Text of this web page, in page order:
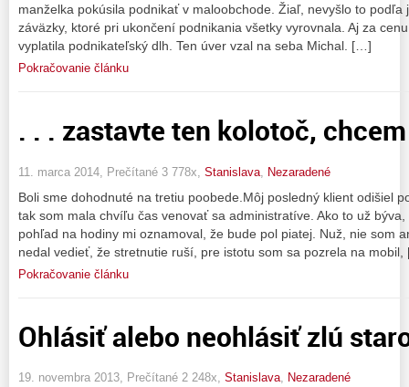
manželka pokúsila podnikať v maloobchode. Žiaľ, nevyšlo to podľa
záväzky, ktoré pri ukončení podnikania všetky vyrovnala. Aj za
vyplatila podnikateľský dlh. Ten úver vzal na seba Michal. […]
Pokračovanie článku
. . . zastavte ten kolotoč,
11. marca 2014, Prečítané 3 778x, Stanislava Nezaradené
Boli sme dohodnuté na tretiu poobede.Môj posledný klient odišiel
tak som mala chvíľu čas venovať sa administratíve. Ako to už
pohľad na hodiny mi oznamoval, že bude pol piatej. Nuž, nie som
nedal vedieť, že stretnutie ruší, pre istotu som sa pozrela na
Pokračovanie článku
Ohlásiť alebo neohlásiť zlú
19. novembra 2013, Prečítané 2 248x, Stanislava, Nezaradené